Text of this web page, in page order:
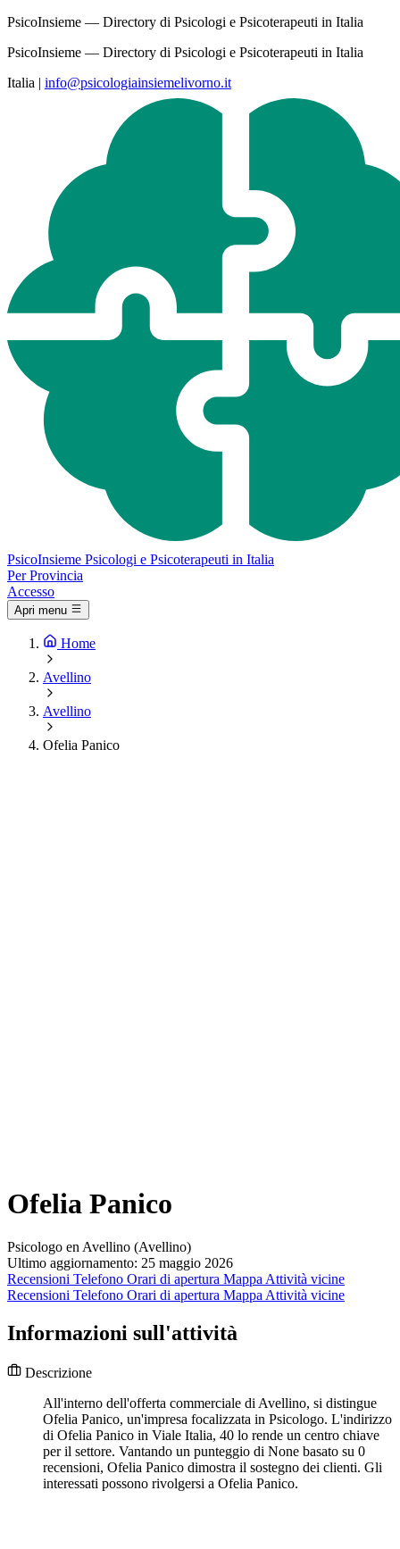
PsicoInsieme — Directory di Psicologi e Psicoterapeuti in Italia
PsicoInsieme — Directory di Psicologi e Psicoterapeuti in Italia
Italia | info@psicologiainsiemelivorno.it
PsicoInsieme Psicologi e Psicoterapeuti in Italia
Per Provincia
Accesso
Apri menu
Home
Avellino
Avellino
Ofelia Panico
Ofelia Panico
Psicologo en Avellino (Avellino)
Ultimo aggiornamento: 25 maggio 2026
Recensioni Telefono Orari di apertura Mappa Attività vicine
Recensioni Telefono Orari di apertura Mappa Attività vicine
Informazioni sull'attività
Descrizione
All'interno dell'offerta commerciale di Avellino, si distingue
Ofelia Panico, un'impresa focalizzata in Psicologo. L'indirizzo
di Ofelia Panico in Viale Italia, 40 lo rende un centro chiave
per il settore. Vantando un punteggio di None basato su 0
recensioni, Ofelia Panico dimostra il sostegno dei clienti. Gli
interessati possono rivolgersi a Ofelia Panico.